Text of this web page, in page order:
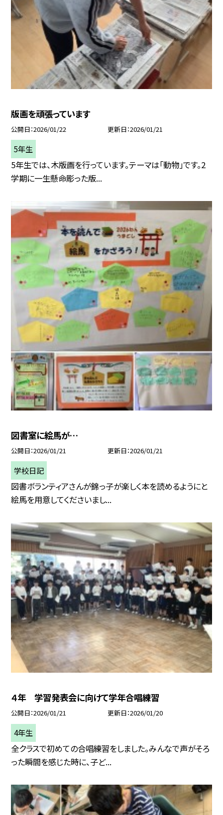
版画を頑張っています
公開日 2026/01/22 更新日 2026/01/21
5年生
5年生では、木版画を行っています。テーマは「動物」です。2
学期に一生懸命彫った版...
図書室に絵馬が…
公開日 2026/01/21 更新日 2026/01/21
学校日記
図書ボランティアさんが錦っ子が楽しく本を読めるようにと
絵馬を用意してくださいまし...
４年 学習発表会に向けて学年合唱練習
公開日 2026/01/21 更新日 2026/01/20
4年生
全クラスで初めての合唱練習をしました。みんなで声がそろ
った瞬間を感じた時に、子ど...